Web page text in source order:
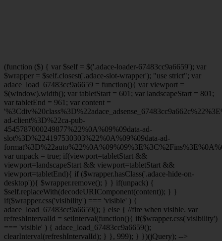
(function ($) { var $self = $('.adace-loader-67483cc9a6659'); var
$wrapper = $self.closest('.adace-slot-wrapper'); "use strict"; var
adace_load_67483cc9a6659 = function(){ var viewport =
$(window).width(); var tabletStart = 601; var landscapeStart = 801;
var tabletEnd = 961; var content =
ad-client%3D%22ca-pub-
4545787000249877%22%0A%09%09data-ad-
slot%3D%224197530303%22%0A%09%09data-ad-
var unpack = true; if(viewport=tabletStart &&
viewport=landscapeStart && viewport=tabletStart &&
viewport=tabletEnd){ if ($wrapper.hasClass('.adace-hide-on-
desktop')){ $wrapper.remove(); } } if(unpack) {
$self.replaceWith(decodeURIComponent(content)); } }
if($wrapper.css('visibility') === 'visible' ) {
adace_load_67483cc9a6659(); } else { //fire when visible. var
refreshIntervalId = setInterval(function(){ if($wrapper.css('visibility')
=== 'visible' ) { adace_load_67483cc9a6659();
clearInterval(refreshIntervalId); } }, 999); } })(jQuery); -->